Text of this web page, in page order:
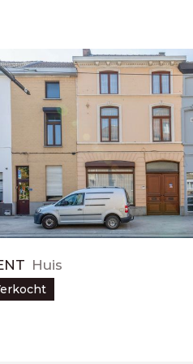
Huis